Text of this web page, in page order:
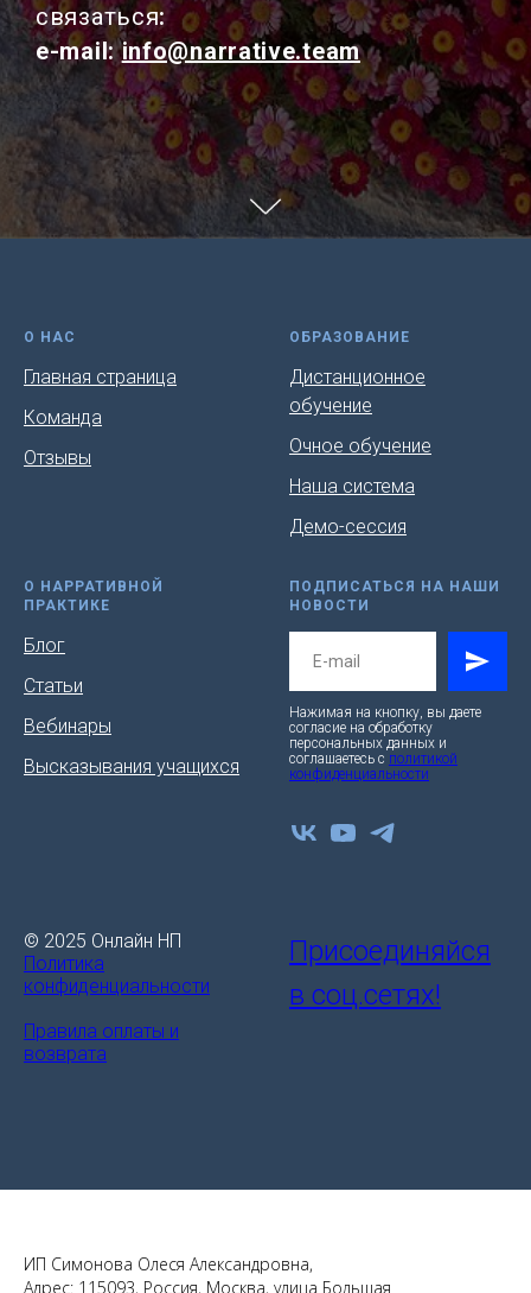
связаться:
e-mail:info@narrative.team
О НАС
Главная страница
Команда
Отзывы
ОБРАЗОВАНИЕ
Дистанционное
обучение
Очное обучение
Наша система
Демо-сессия
О НАРРАТИВНОЙ
ПРАКТИКЕ
Блог
Статьи
Вебинары
Высказывания учащихся
ПОДПИСАТЬСЯ НА НАШИ
НОВОСТИ
Нажимая на кнопку, вы даете
согласие на обработку
персональных данных и
соглашаетесь c политикой
конфиденциальности
© 2025 Онлайн НП
Политика
конфиденциальности
Правила оплаты и
возврата
Присоединяйся
в соц.сетях!
ИП Симонова Олеся Александровна,
Адрес: 115093, Россия, Москва, улица Большая